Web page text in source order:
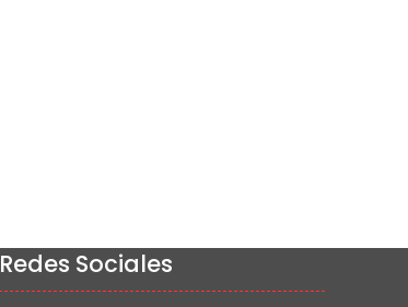
Redes Sociales